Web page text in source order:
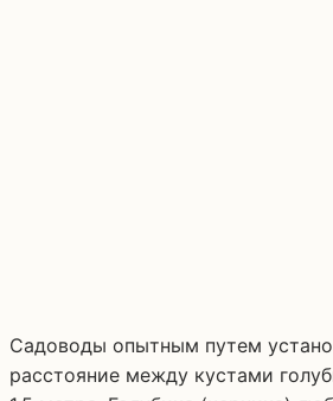
Садоводы опытным путем
расстояние между кустами